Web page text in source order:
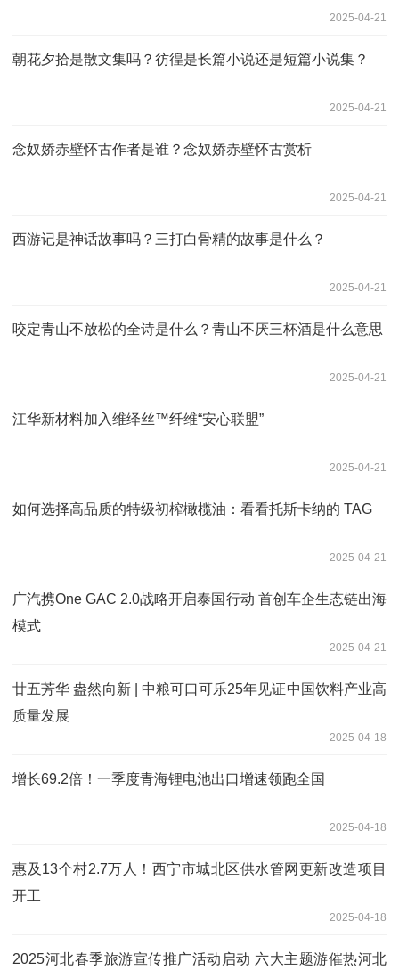
2025-04-21
朝花夕拾是散文集吗？彷徨是长篇小说还是短篇小说集？
2025-04-21
念奴娇赤壁怀古作者是谁？念奴娇赤壁怀古赏析
2025-04-21
西游记是神话故事吗？三打白骨精的故事是什么？
2025-04-21
咬定青山不放松的全诗是什么？青山不厌三杯酒是什么意思
2025-04-21
江华新材料加入维绎丝™纤维“安心联盟”
2025-04-21
如何选择高品质的特级初榨橄榄油：看看托斯卡纳的 TAG
2025-04-21
广汽携One GAC 2.0战略开启泰国行动 首创车企生态链出海
模式
2025-04-21
廿五芳华 盎然向新 | 中粮可口可乐25年见证中国饮料产业高
质量发展
2025-04-18
增长69.2倍！一季度青海锂电池出口增速领跑全国
2025-04-18
惠及13个村2.7万人！西宁市城北区供水管网更新改造项目
开工
2025-04-18
2025河北春季旅游宣传推广活动启动 六大主题游催热河北